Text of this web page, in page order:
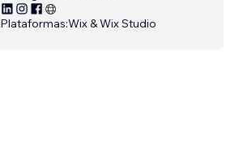
Plataformas:Wix & Wix Studio